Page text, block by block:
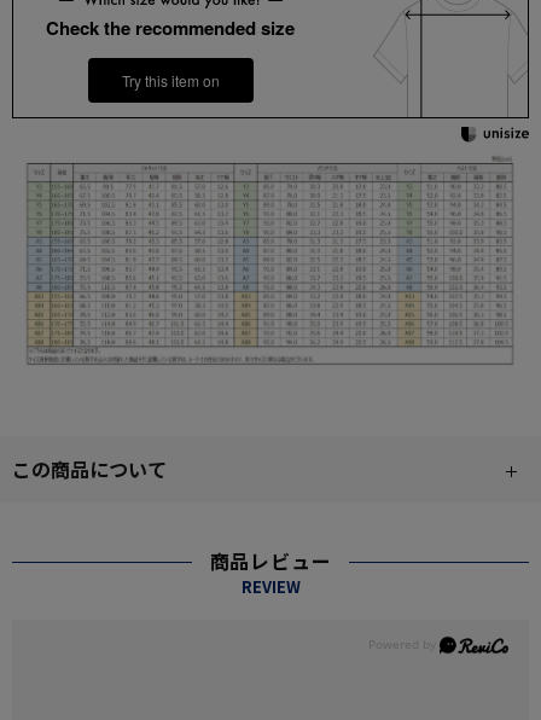
Check the recommended size
Try this item on
この商品について
商品レビュー
REVIEW